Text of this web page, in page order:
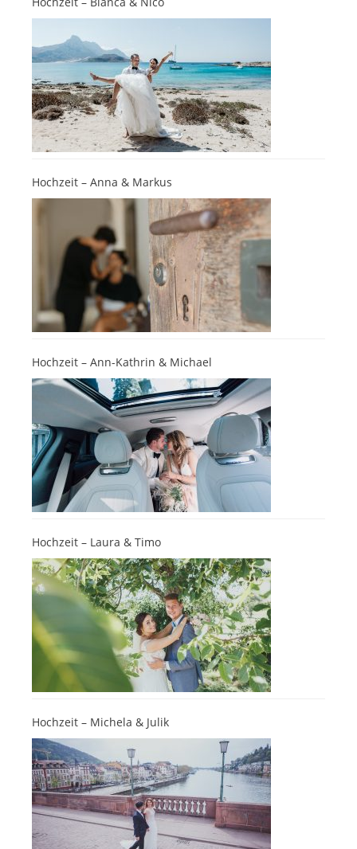
Hochzeit – Anna & Markus
Hochzeit – Ann-Kathrin & Michael
Hochzeit – Laura & Timo
Hochzeit – Michela & Julik